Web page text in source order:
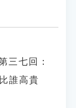
三七回：
誰高貴